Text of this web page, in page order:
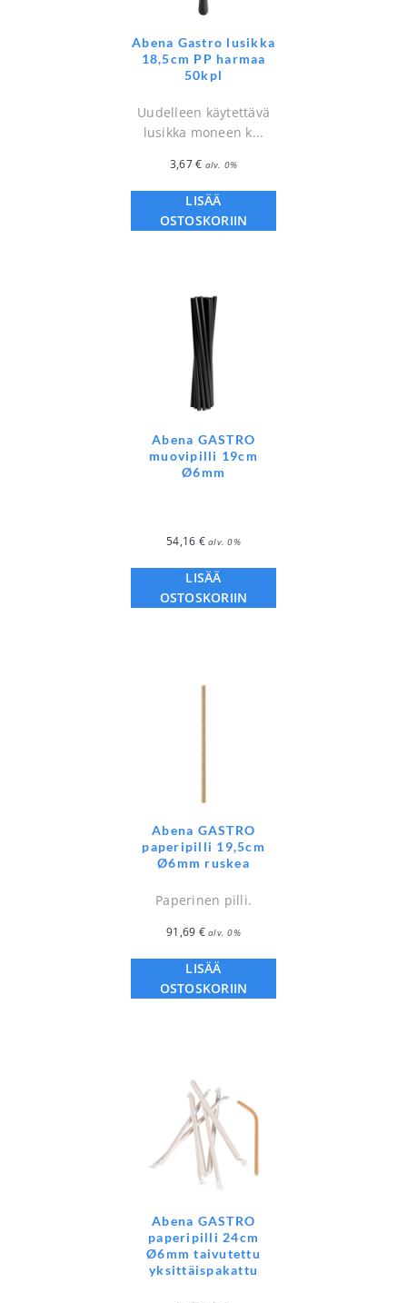
Abena Gastro lusikka
18,5cm PP harmaa
50kpl
Uudelleen käytettävä
lusikka moneen k...
3,67€ alv. 0%
LISÄÄ
OSTOSKORIIN
Abena GASTRO
muovipilli 19cm
Ø6mm
54,16 € alv. 0%
LISÄÄ
OSTOSKORIIN
Abena GASTRO
paperipilli 19,5cm
Ø6mm ruskea
Paperinen pilli.
91,69 € alv. 0%
LISÄÄ
OSTOSKORIIN
Abena GASTRO
paperipilli 24cm
Ø6mm taivutettu
yksittäispakattu